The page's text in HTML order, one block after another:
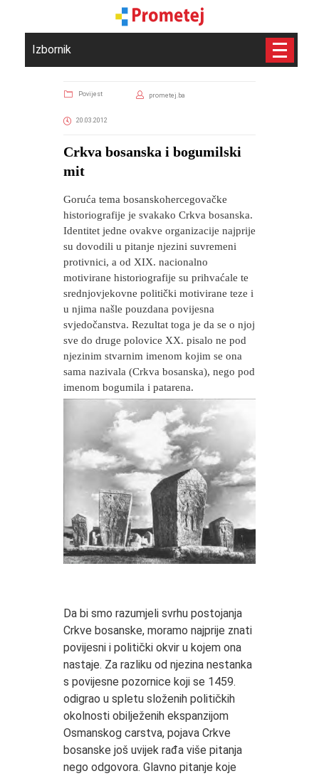
Izbornik
Povijest prometej.ba
20.03.2012
Crkva bosanska i bogumilski
mit
Goruća tema bosanskohercegovačke
historiografije je svakako Crkva bosanska.
Identitet jedne ovakve organizacije najprije
su dovodili u pitanje njezini suvremeni
protivnici, a od XIX. nacionalno
motivirane historiografije su prihvaćale te
srednjovjekovne politički motivirane teze i
u njima našle pouzdana povijesna
svjedočanstva. Rezultat toga je da se o njoj
sve do druge polovice XX. pisalo ne pod
njezinim stvarnim imenom kojim se ona
sama nazivala (Crkva bosanska), nego pod
imenom bogumila i patarena.
Da bi smo razumjeli svrhu postojanja
Crkve bosanske, moramo najprije znati
povijesni i politički okvir u kojem ona
nastaje. Za razliku od njezina nestanka
s povijesne pozornice koji se 1459.
odigrao u spletu složenih političkih
okolnosti obilježenih ekspanzijom
Osmanskog carstva, pojava Crkve
bosanske još uvijek rađa više pitanja
nego odgovora. Glavno pitanje koje